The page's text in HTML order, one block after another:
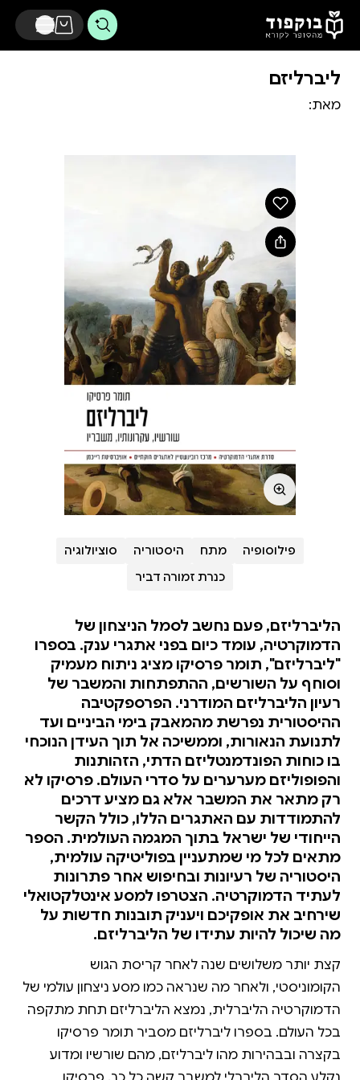
דלג לתוכן הראשי
ליברליזם
מאת:
פילוסופיה מתח היסטוריה
סוציולוגיה
כנרת זמורה דביר
הליברליזם, פעם נחשב לסמל הניצחון של
הדמוקרטיה, עומד כיום בפני אתגרי ענק. בספרו
"ליברליזם", תומר פרסיקו מציג ניתוח מעמיק
וסוחף על השורשים, ההתפתחות והמשבר של
רעיון הליברליזם המודרני. הפרספקטיבה
ההיסטורית נפרשת מהמאבק בימי הביניים ועד
לתנועת הנאורות, וממשיכה אל תוך העידן הנוכחי
בו כוחות הפונדמנטליזם הדתי, הזהותנות
והפופוליזם מערערים על סדרי העולם. פרסיקו לא
רק מתאר את המשבר אלא גם מציע דרכים
להתמודדות עם האתגרים הללו, כולל הקשר
הייחודי של ישראל בתוך המגמה העולמית. הספר
מתאים לכל מי שמתעניין בפוליטיקה עולמית,
היסטוריה של רעיונות ובחיפוש אחר פתרונות
לעתיד הדמוקרטיה. הצטרפו למסע אינטלקטואלי
שירחיב את אופקיכם ויעניק תובנות חדשות על
מה שיכול להיות עתידו של הליברליזם.
קצת יותר משלושים שנה לאחר קריסת הגוש
הקומוניסטי, ולאחר מה שנראה כמו מסע ניצחון עולמי של
הדמוקרטיה הליברלית, נמצא הליברליזם תחת מתקפה
בכל העולם. בספרו ליברליזם מסביר תומר פרסיקו
בקצרה ובבהירות מהו ליברליזם, מהם שורשיו ומדוע